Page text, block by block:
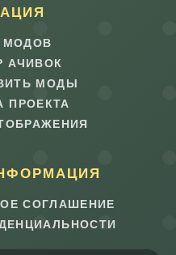
МОДОВ
АЧИВОК
МОДЫ
ПРОЕКТА
СОГЛАШЕНИЕ